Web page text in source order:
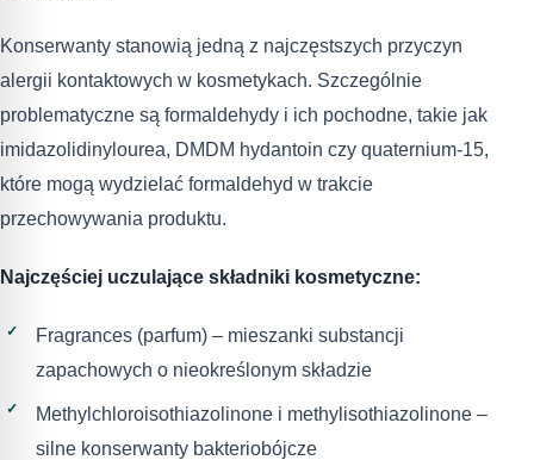
Konserwanty stanowią jedną z najczęstszych przyczyn
alergii kontaktowych w kosmetykach. Szczególnie
problematyczne są formaldehydy i ich pochodne, takie jak
imidazolidinylourea, DMDM hydantoin czy quaternium-15,
które mogą wydzielać formaldehyd w trakcie
przechowywania produktu.
Najczęściej uczulające składniki kosmetyczne:
Fragrances (parfum) – mieszanki substancji
zapachowych o nieokreślonym składzie
Methylchloroisothiazolinone i methylisothiazolinone –
silne konserwanty bakteriobójcze